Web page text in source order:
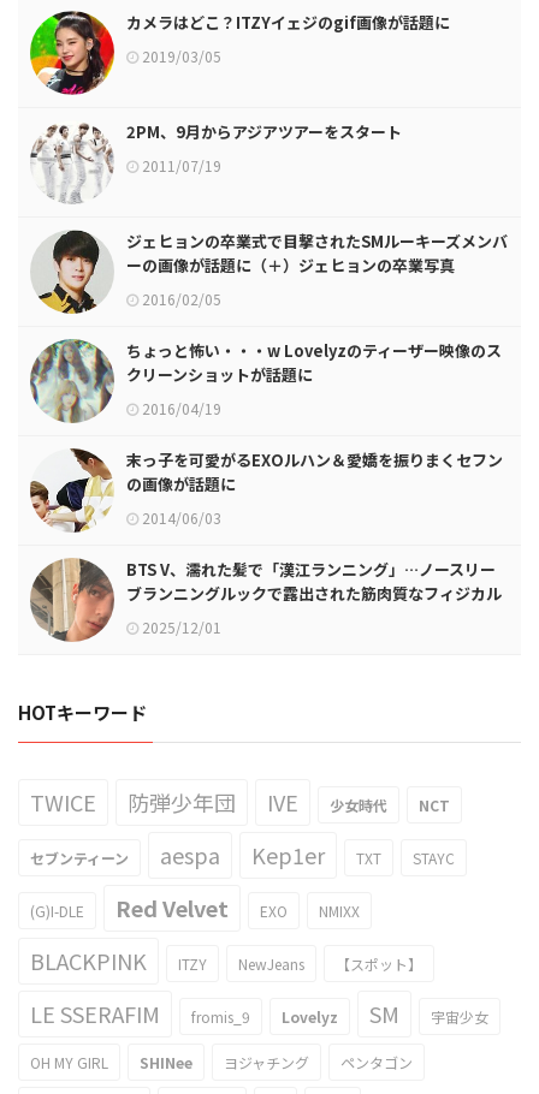
カメラはどこ？ITZYイェジのgif画像が話題に
2019/03/05
2PM、9月からアジアツアーをスタート
2011/07/19
ジェヒョンの卒業式で目撃されたSMルーキーズメンバ
ーの画像が話題に（＋）ジェヒョンの卒業写真
2016/02/05
ちょっと怖い・・・w Lovelyzのティーザー映像のス
クリーンショットが話題に
2016/04/19
末っ子を可愛がるEXOルハン＆愛嬌を振りまくセフン
の画像が話題に
2014/06/03
BTS V、濡れた髪で「漢江ランニング」…ノースリー
ブランニングルックで露出された筋肉質なフィジカル
2025/12/01
HOTキーワード
TWICE 防弾少年団 IVE 少女時代 NCT
セブンティーン aespa Kep1er TXT STAYC
(G)I-DLE Red Velvet EXO NMIXX
BLACKPINK ITZY NewJeans 【スポット】
LE SSERAFIM fromis_9 Lovelyz SM 宇宙少女
OH MY GIRL SHINee ヨジャチング ペンタゴン